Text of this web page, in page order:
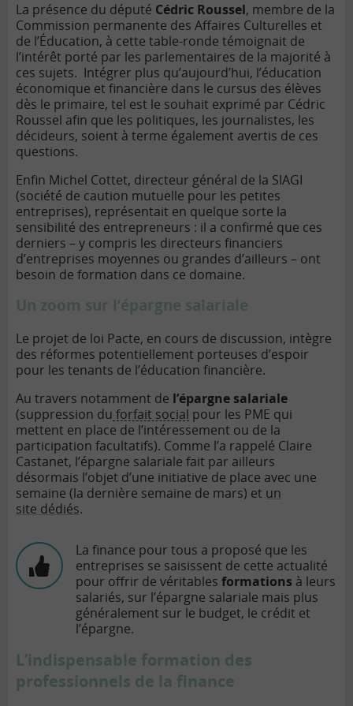
La présence du député Cédric Roussel, membre de la
Commission permanente des Affaires Culturelles et
de l’Éducation, à cette table-ronde témoignait de
l’intérêt porté par les parlementaires de la majorité à
ces sujets. Intégrer plus qu’aujourd’hui, l’éducation
économique et financière dans le cursus des élèves
dès le primaire, tel est le souhait exprimé par Cédric
Roussel afin que les politiques, les journalistes, les
décideurs, soient à terme également avertis de ces
questions.
Enfin Michel Cottet, directeur général de la SIAGI
(société de caution mutuelle pour les petites
entreprises), représentait en quelque sorte la
sensibilité des entrepreneurs : il a confirmé que ces
derniers – y compris les directeurs financiers
d’entreprises moyennes ou grandes d’ailleurs – ont
besoin de formation dans ce domaine.
Un zoom sur l’épargne salariale
Le projet de loi Pacte, en cours de discussion, intègre
des réformes potentiellement porteuses d’espoir
pour les tenants de l’éducation financière.
Au travers notamment de l’épargne salariale
(suppression du forfait social pour les PME qui
mettent en place de l’intéressement ou de la
participation facultatifs). Comme l’a rappelé Claire
Castanet, l’épargne salariale fait par ailleurs
désormais l’objet d’une initiative de place avec une
semaine (la dernière semaine de mars) et un
site dédiés.
La finance pour tous a proposé que les
entreprises se saisissent de cette actualité
pour offrir de véritables formations à leurs
salariés, sur l’épargne salariale mais plus
généralement sur le budget, le crédit et
l’épargne.
L’indispensable formation des
professionnels de la finance